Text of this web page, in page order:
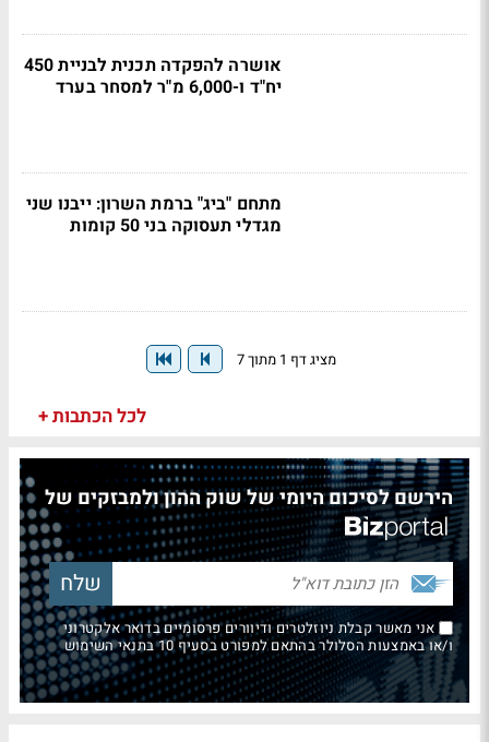
אושרה להפקדה תכנית לבניית 450
יח"ד ו-6,000 מ"ר למסחר בערד
מתחם "ביג" ברמת השרון: ייבנו שני
מגדלי תעסוקה בני 50 קומות
מציג דף 1 מתוך 7
לכל הכתבות +
הירשם לסיכום היומי של שוק ההון ולמבזקים של
אני מאשר קבלת ניוזלטרים ודיוורים פרסומיים בדואר אלקטרוני
ו/או באמצעות הסלולר בהתאם למפורט בסעיף 10 בתנאי השימוש